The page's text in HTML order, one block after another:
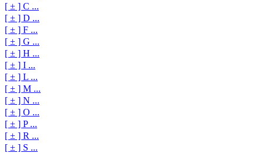
[ ± ] C ...
[ ± ] D ...
[ ± ] F ...
[ ± ] G ...
[ ± ] H ...
[ ± ] I ...
[ ± ] L ...
[ ± ] M ...
[ ± ] N ...
[ ± ] O ...
[ ± ] P ...
[ ± ] R ...
[ ± ] S ...